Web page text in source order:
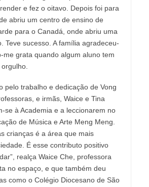
e fez o oitavo. Depois foi para
abriu um centro de ensino de
para o Canadá, onde abriu uma
Teve sucesso. A família agradeceu-
me grata quando algum aluno tem
orgulho.
pelo trabalho e dedicação de Vong
e irmãs, Waice e Tina
se à Academia e a leccionarem no
de Música e Arte Meng Meng.
crianças é a área que mais
É esse contributo positivo
realça Waice Che, professora
no espaço, e que também deu
como o Colégio Diocesano de São